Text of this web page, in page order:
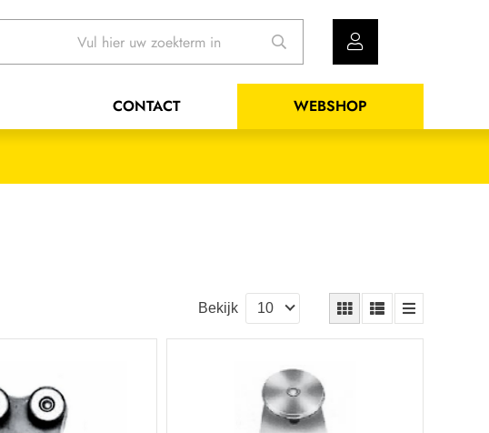
CONTACT WEBSHOP
Bekijk